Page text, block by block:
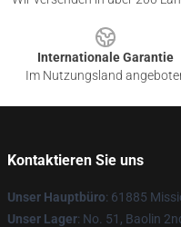
Internationale Garantie
Im Nutzungsland
Kontaktieren Sie uns
Unser Hauptbüro: 61885
Unser Lager: No. 51, Baolin